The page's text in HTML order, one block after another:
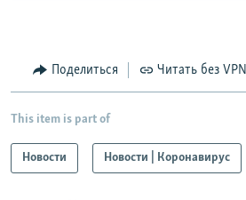
Поделиться Читать без VPN
This item is part of
Новости Новости | Коронавирус